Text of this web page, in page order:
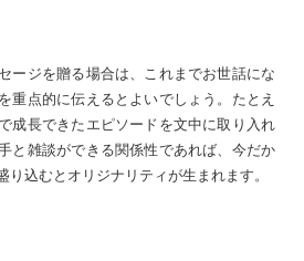
ージを贈る場合は、これまでお世話にな
重点的に伝えるとよいでしょう。たとえ
成長できたエピソードを文中に取り入れ
と雑談ができる関係性であれば、今だか
り込むとオリジナリティが生まれます。